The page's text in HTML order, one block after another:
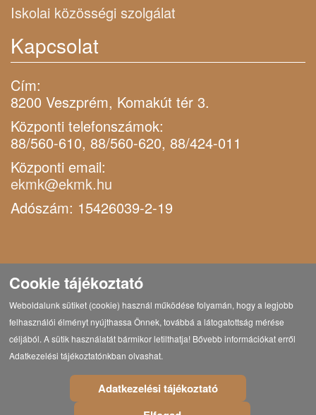
Iskolai közösségi szolgálat
Kapcsolat
Cím:
8200 Veszprém, Komakút tér 3.
Központi telefonszámok:
88/560-610, 88/560-620, 88/424-011
Központi email:
ekmk@ekmk.hu
Adószám: 15426039-2-19
Cookie tájékoztató
Weboldalunk sütiket (cookie) használ működése folyamán, hogy a legjobb
felhasználói élményt nyújthassa Önnek, továbbá a látogatottság mérése
céljából. A sütik használatát bármikor letilthatja! Bővebb információkat erről
Adatkezelési tájékoztatónkban olvashat.
Adatkezelési tájékoztató